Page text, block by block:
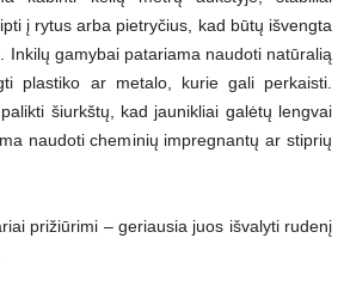
į rytus arba pietryčius, kad būtų išvengta
Inkilų gamybai patariama naudoti natūralią
plastiko ar metalo, kurie gali perkaisti.
šiurkštų, kad jaunikliai galėtų lengvai
naudoti cheminių impregnantų ar stiprių
prižiūrimi – geriausia juos išvalyti rudenį